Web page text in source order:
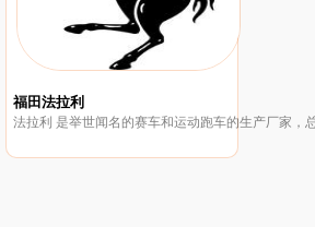
福田法拉利
法拉利 是举世闻名的赛车和运动跑车的生产厂家，